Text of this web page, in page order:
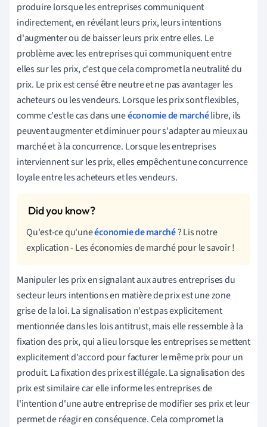
produire lorsque les entreprises communiquent
indirectement, en révélant leurs prix, leurs intentions
d'augmenter ou de baisser leurs prix entre elles. Le
problème avec les entreprises qui communiquent entre
elles sur les prix, c'est que cela compromet la neutralité du
prix. Le prix est censé être neutre et ne pas avantager les
acheteurs ou les vendeurs. Lorsque les prix sont flexibles,
comme c'est le cas dans uneéconomie de marchélibre, ils
peuvent augmenter et diminuer pour s'adapter au mieux au
marché et à la concurrence. Lorsque les entreprises
interviennent sur les prix, elles empêchent une concurrence
loyale entre les acheteurs et les vendeurs.
Qu'est-ce qu'uneéconomie de marché? Lis notre
explication - Les économies de marché pour le savoir !
Manipuler les prix en signalant aux autres entreprises du
secteur leurs intentions en matière de prix est une zone
grise de la loi. La signalisation n'est pas explicitement
mentionnée dans les lois antitrust, mais elle ressemble à la
fixation des prix, qui a lieu lorsque les entreprises se mettent
explicitement d'accord pour facturer le même prix pour un
produit. La fixation des prix est illégale. La signalisation des
prix est similaire car elle informe les entreprises de
l'intention d'une autre entreprise de modifier ses prix et leur
permet de réagir en conséquence. Cela compromet la